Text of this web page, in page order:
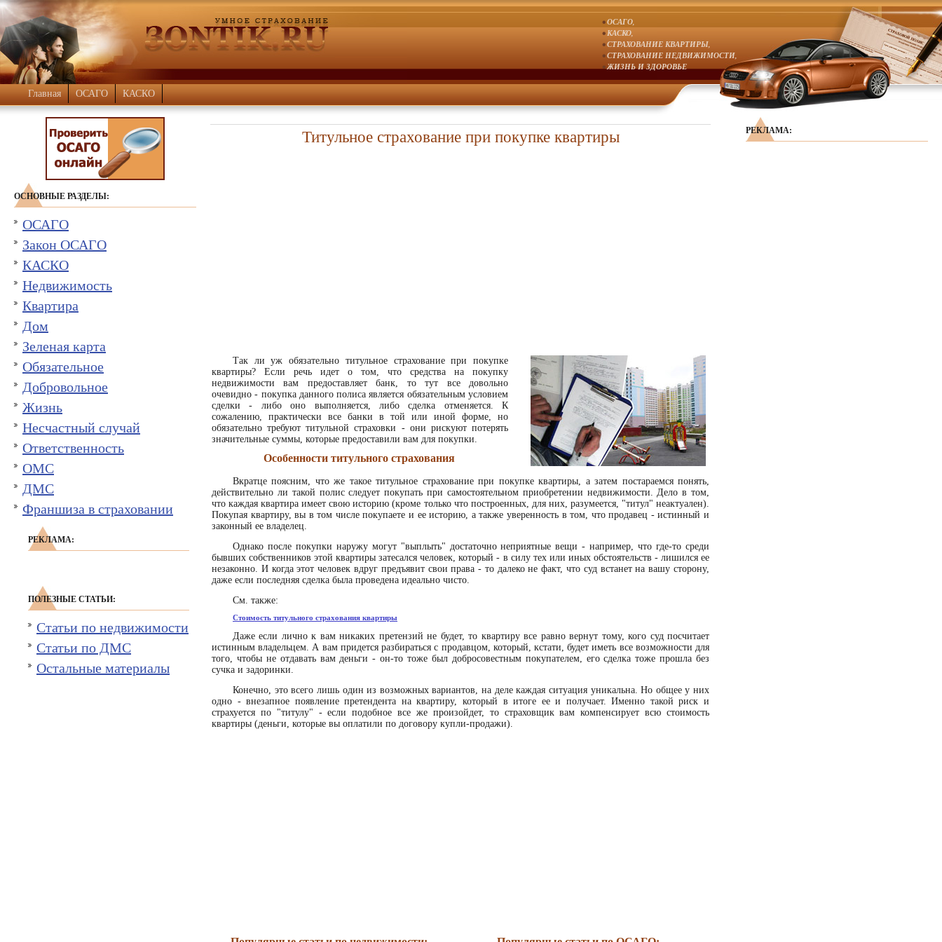
•ОСАГО,
•КАСКО,
•СТРАХОВАНИЕ КВАРТИРЫ,
•СТРАХОВАНИЕ НЕДВИЖИМОСТИ,
•ЖИЗНЬ И ЗДОРОВЬЕ
Главная ОСАГО КАСКО
ОСНОВНЫЕ РАЗДЕЛЫ:
ОСАГО
Закон ОСАГО
КАСКО
Недвижимость
Квартира
Дом
Зеленая карта
Обязательное
Добровольное
Жизнь
Несчастный случай
Ответственность
ОМС
ДМС
Франшиза в страховании
РЕКЛАМА:
ПОЛЕЗНЫЕ СТАТЬИ:
Статьи по недвижимости
Статьи по ДМС
Остальные материалы
Титульное страхование при покупке квартиры
Так ли уж обязательно титульное страхование при покупке
квартиры? Если речь идет о том, что средства на покупку
недвижимости вам предоставляет банк, то тут все довольно
очевидно - покупка данного полиса является обязательным условием
сделки - либо оно выполняется, либо сделка отменяется. К
сожалению, практически все банки в той или иной форме, но
обязательно требуют титульной страховки - они рискуют потерять
значительные суммы, которые предоставили вам для покупки.
Особенности титульного страхования
Вкратце поясним, что же такое титульное страхование при покупке квартиры, а затем постараемся понять,
действительно ли такой полис следует покупать при самостоятельном приобретении недвижимости. Дело в том,
что каждая квартира имеет свою историю (кроме только что построенных, для них, разумеется, "титул" неактуален).
Покупая квартиру, вы в том числе покупаете и ее историю, а также уверенность в том, что продавец - истинный и
законный ее владелец.
Однако после покупки наружу могут "выплыть" достаточно неприятные вещи - например, что где-то среди
бывших собственников этой квартиры затесался человек, который - в силу тех или иных обстоятельств - лишился ее
незаконно. И когда этот человек вдруг предъявит свои права - то далеко не факт, что суд встанет на вашу сторону,
даже если последняя сделка была проведена идеально чисто.
См. также:
Стоимость титульного страхования квартиры
Даже если лично к вам никаких претензий не будет, то квартиру все равно вернут тому, кого суд посчитает
истинным владельцем. А вам придется разбираться с продавцом, который, кстати, будет иметь все возможности для
того, чтобы не отдавать вам деньги - он-то тоже был добросовестным покупателем, его сделка тоже прошла без
сучка и задоринки.
Конечно, это всего лишь один из возможных вариантов, на деле каждая ситуация уникальна. Но общее у них
одно - внезапное появление претендента на квартиру, который в итоге ее и получает. Именно такой риск и
страхуется по "титулу" - если подобное все же произойдет, то страховщик вам компенсирует всю стоимость
квартиры (деньги, которые вы оплатили по договору купли-продажи).
РЕКЛАМА: